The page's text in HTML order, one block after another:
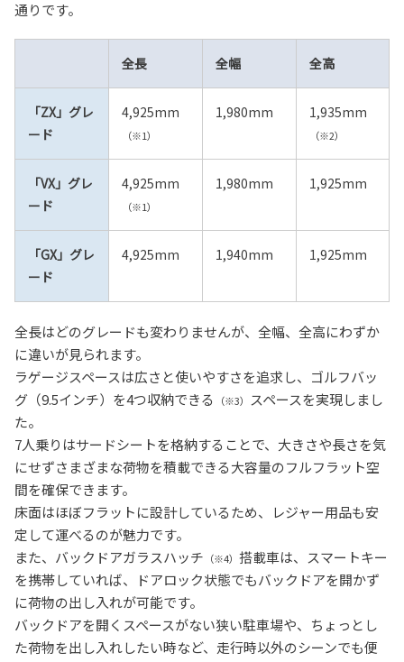
通りです。
全長 全幅 全高
「ZX」グレ
ード
4,925mm
（※1）
1,980mm 1,935mm
（※2）
「VX」グレ
ード
4,925mm
（※1）
1,980mm 1,925mm
「GX」グレ
ード
4,925mm 1,940mm 1,925mm
全長はどのグレードも変わりませんが、全幅、全高にわずか
に違いが見られます。
ラゲージスペースは広さと使いやすさを追求し、ゴルフバッ
グ（9.5インチ）を4つ収納できる
（※3） スペースを実現しまし
た。
7人乗りはサードシートを格納することで、大きさや長さを気
にせずさまざまな荷物を積載できる大容量のフルフラット空
間を確保できます。
床面はほぼフラットに設計しているため、レジャー用品も安
定して運べるのが魅力です。
また、バックドアガラスハッチ （※4） 搭載車は、スマートキー
を携帯していれば、ドアロック状態でもバックドアを開かず
に荷物の出し入れが可能です。
バックドアを開くスペースがない狭い駐車場や、ちょっとし
た荷物を出し入れしたい時など、走行時以外のシーンでも便